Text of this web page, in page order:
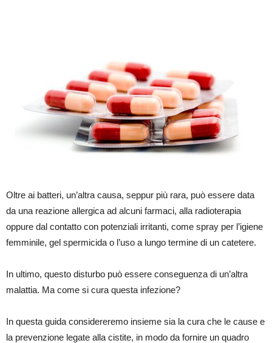
Oltre ai batteri, un’altra causa, seppur più rara, può essere data
da una reazione allergica ad alcuni farmaci, alla radioterapia
oppure dal contatto con potenziali irritanti, come spray per l’igiene
femminile, gel spermicida o l’uso a lungo termine di un catetere.
In ultimo, questo disturbo può essere conseguenza di un’altra
malattia. Ma come si cura questa infezione?
In questa guida considereremo insieme sia la cura che le cause e
la prevenzione legate alla cistite, in modo da fornire un quadro